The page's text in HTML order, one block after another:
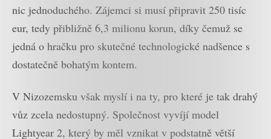
nic jednoduchého. Zájemci si musí připravit 250 tisíc
eur, tedy přibližně 6,3 milionu korun, díky čemuž se
jedná o hračku pro skutečné technologické nadšence s
dostatečně bohatým kontem.
V Nizozemsku však myslí i na ty, pro které je tak drahý
vůz zcela nedostupný. Společnost vyvíjí model
Lightyear 2, který by měl vznikat v podstatně větší